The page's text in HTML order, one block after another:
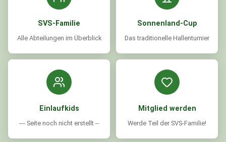
SVS-Familie
Alle Abteilungen im Überblick
Sonnenland-Cup
Das traditionelle Hallenturnier
Einlaufkids
--- Seite noch nicht erstellt --
Mitglied werden
Werde Teil der SVS-Familie!